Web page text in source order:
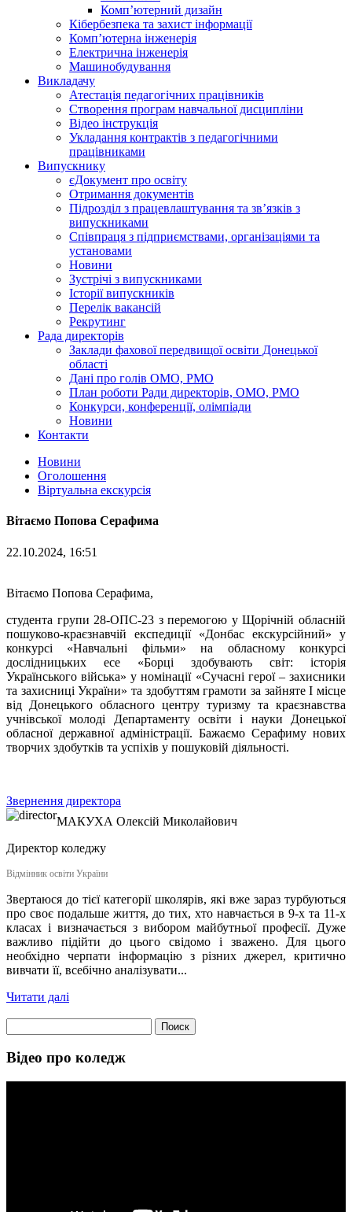
Комп’ютерний дизайн
Кібербезпека та захист інформації
Комп’ютерна інженерія
Електрична інженерія
Машинобудування
Викладачу
Атестація педагогічних працівників
Створення програм навчальної дисципліни
Відео інструкція
Укладання контрактів з педагогічними
працівниками
Випускнику
єДокумент про освіту
Отримання документів
Підрозділ з працевлаштування та зв’язків з
випускниками
Співпраця з підприємствами, організаціями та
установами
Новини
Зустрічі з випускниками
Історії випускників
Перелік вакансій
Рекрутинг
Рада директорів
Заклади фахової передвищої освіти Донецької
області
Дані про голів ОМО, РМО
План роботи Ради директорів, ОМО, РМО
Конкурси, конференції, олімпіади
Новини
Контакти
Новини
Оголошення
Віртуальна екскурсія
Вітаємо Попова Серафима
22.10.2024, 16:51
Вітаємо Попова Серафима,
студента групи 28-ОПС-23 з перемогою у Щорічній обласній
пошуково-краєзнавчій експедиції «Донбас екскурсійний» у
конкурсі «Навчальні фільми» на обласному конкурсі
дослідницьких есе «Борці здобувають світ: історія
Українського війська» у номінації «Сучасні герої – захисники
та захисниці України» та здобуттям грамоти за зайняте І місце
від Донецького обласного центру туризму та краєзнавства
учнівської молоді Департаменту освіти і науки Донецької
обласної державної адміністрації. Бажаємо Серафиму нових
творчих здобутків та успіхів у пошуковій діяльності.
Звернення директора
МАКУХА Олексій Миколайович
Директор коледжу
Відмінник освіти України
Звертаюся до тієї категорії школярів, які вже зараз турбуються
про своє подальше життя, до тих, хто навчається в 9-х та 11-х
класах і визначається з вибором майбутньої професії. Дуже
важливо підійти до цього свідомо і зважено. Для цього
необхідно черпати інформацію з різних джерел, критично
вивчати її, всебічно аналізувати...
Читати далі
Відео про коледж